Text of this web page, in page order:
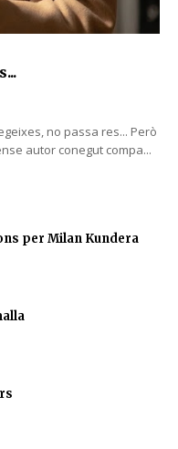
no passa res... Però
autor conegut compa...
per Milan Kundera